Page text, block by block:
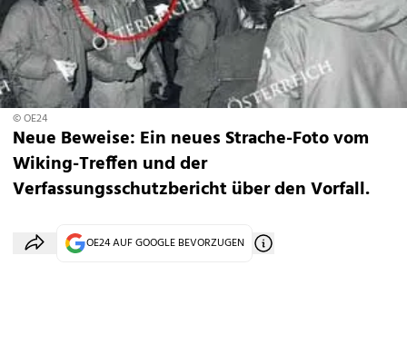
© OE24
Neue Beweise: Ein neues Strache-Foto vom
Wiking-Treffen und der
Verfassungsschutzbericht über den Vorfall.
OE24 AUF GOOGLE BEVORZUGEN